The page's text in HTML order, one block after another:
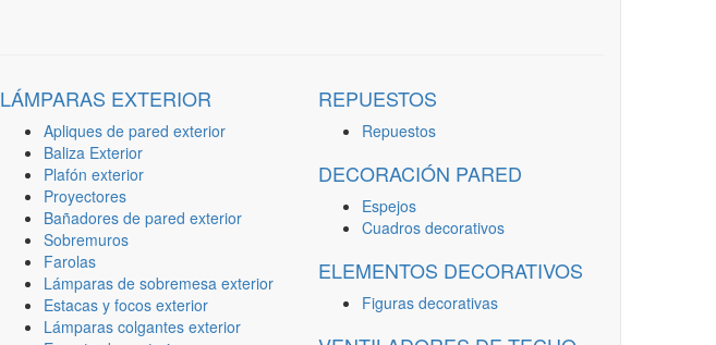
LÁMPARAS EXTERIOR
Apliques de pared exterior
Baliza Exterior
Plafón exterior
Proyectores
Bañadores de pared exterior
Sobremuros
Farolas
Lámparas de sobremesa exterior
Estacas y focos exterior
Lámparas colgantes exterior
REPUESTOS
Repuestos
DECORACIÓN PARED
Espejos
Cuadros decorativos
ELEMENTOS DECORATIVOS
Figuras decorativas